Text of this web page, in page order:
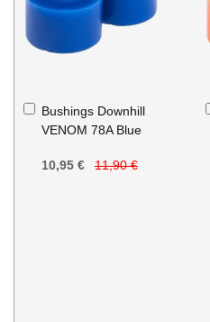
Bushings Downhill
VENOM 78A Blue
10,95 € 11,90 €
Ajouter
au
panier